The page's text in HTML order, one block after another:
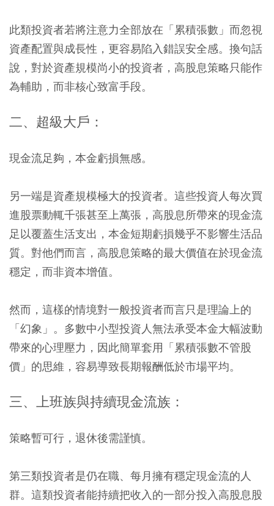
此類投資者若將注意力全部放在「累積張數」而忽視
資產配置與成長性，更容易陷入錯誤安全感。換句話
說，對於資產規模尚小的投資者，高股息策略只能作
為輔助，而非核心致富手段。
二、超級大戶：
現金流足夠，本金虧損無感。
另一端是資產規模極大的投資者。這些投資人每次買
進股票動輒千張甚至上萬張，高股息所帶來的現金流
足以覆蓋生活支出，本金短期虧損幾乎不影響生活品
質。對他們而言，高股息策略的最大價值在於現金流
穩定，而非資本增值。
然而，這樣的情境對一般投資者而言只是理論上的
「幻象」。多數中小型投資人無法承受本金大幅波動
帶來的心理壓力，因此簡單套用「累積張數不管股
價」的思維，容易導致長期報酬低於市場平均。
三、上班族與持續現金流族：
策略暫可行，退休後需謹慎。
第三類投資者是仍在職、每月擁有穩定現金流的人
群。這類投資者能持續把收入的一部分投入高股息股